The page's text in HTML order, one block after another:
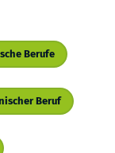
Berufe
Beruf